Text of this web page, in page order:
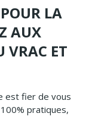
LA
AUX
VRAC ET
est fier de vous
pratiques,